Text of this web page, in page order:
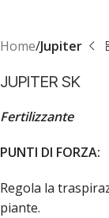
Home Jupiter
JUPITER SK
Fertilizzante
PUNTI DI FORZA:
Regola la
piante.